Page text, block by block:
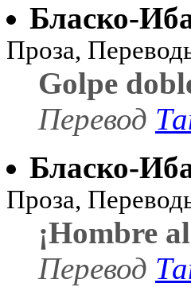
Бласко-
Проза,
Golpe
Перевод
Бласко-
Проза,
¡Hombre
Перевод